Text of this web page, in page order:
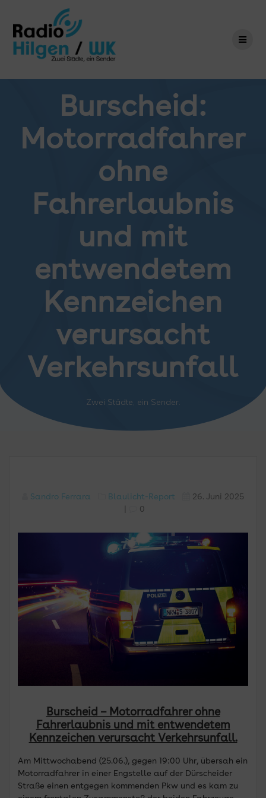
springen
Burscheid:
Motorradfahrer
ohne
Fahrerlaubnis
und mit
entwendetem
Kennzeichen
verursacht
Verkehrsunfall
Zwei Städte, ein Sender.
Sandro Ferrara Blaulicht-Report
26. Juni 2025
0
Burscheid – Motorradfahrer ohne
Fahrerlaubnis und mit entwendetem
Kennzeichen verursacht Verkehrsunfall.
Am Mittwochabend (25.06.), gegen 19:00 Uhr, übersah ein
Motorradfahrer in einer Engstelle auf der Dürscheider
Straße einen entgegen kommenden Pkw und es kam zu